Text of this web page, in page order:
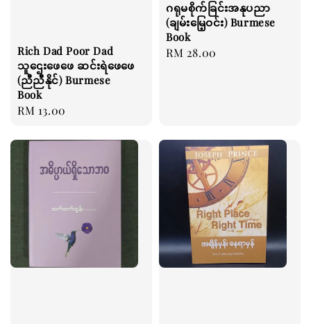
Rich Dad Poor Dad
သူဌေးဖေဖေ ဆင်းရဲဖေဖေ
(ညီညီနိုင်) Burmese
Book
Regular
RM 13.00
ဂရုမစိုက်ခြင်းအနုပညာ
(ချမ်းမြေ့ဝင်း) Burmese
Book
Regular
RM 28.00